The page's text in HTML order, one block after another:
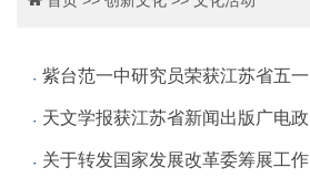
紫台范一中研究员荣获江苏省五一劳动奖章
天文学报获江苏省新闻出版广电政府奖
关于转发国家发展改革委筹展工作领导小组感谢信的函